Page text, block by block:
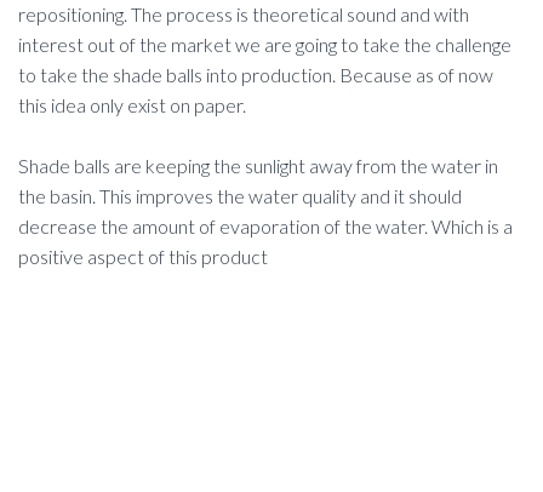
repositioning. The process is theoretical sound and with
interest out of the market we are going to take the challenge
to take the shade balls into production. Because as of now
this idea only exist on paper.
Shade balls are keeping the sunlight away from the water in
the basin. This improves the water quality and it should
decrease the amount of evaporation of the water. Which is a
positive aspect of this product